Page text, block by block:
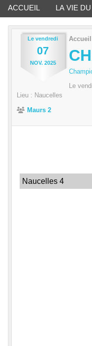
ACCUEIL LA VIE
Le vendredi
07
NOV. 2025
Accueil
Le
Lieu : Naucelles
Maurs 2
Naucelles 4